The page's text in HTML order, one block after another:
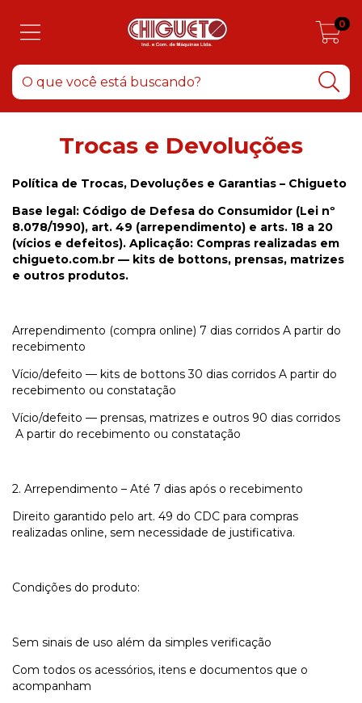
0
Trocas e Devoluções
Política de Trocas, Devoluções e Garantias – Chigueto
Base legal: Código de Defesa do Consumidor (Lei nº
8.078/1990), art. 49 (arrependimento) e arts. 18 a 20
(vícios e defeitos). Aplicação: Compras realizadas em
chigueto.com.br — kits de bottons, prensas, matrizes
e outros produtos.
Arrependimento (compra online) 7 dias corridos A partir do
recebimento
Vício/defeito — kits de bottons 30 dias corridos A partir do
recebimento ou constatação
Vício/defeito — prensas, matrizes e outros 90 dias corridos
A partir do recebimento ou constatação
2. Arrependimento – Até 7 dias após o recebimento
Direito garantido pelo art. 49 do CDC para compras
realizadas online, sem necessidade de justificativa.
Condições do produto:
Sem sinais de uso além da simples verificação
Com todos os acessórios, itens e documentos que o
acompanham